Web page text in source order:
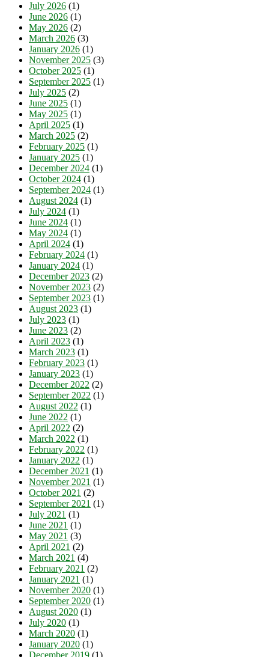
July 2026 (1)
June 2026 (1)
May 2026 (2)
March 2026 (3)
January 2026 (1)
November 2025 (3)
October 2025 (1)
September 2025 (1)
July 2025 (2)
June 2025 (1)
May 2025 (1)
April 2025 (1)
March 2025 (2)
February 2025 (1)
January 2025 (1)
December 2024 (1)
October 2024 (1)
September 2024 (1)
August 2024 (1)
July 2024 (1)
June 2024 (1)
May 2024 (1)
April 2024 (1)
February 2024 (1)
January 2024 (1)
December 2023 (2)
November 2023 (2)
September 2023 (1)
August 2023 (1)
July 2023 (1)
June 2023 (2)
April 2023 (1)
March 2023 (1)
February 2023 (1)
January 2023 (1)
December 2022 (2)
September 2022 (1)
August 2022 (1)
June 2022 (1)
April 2022 (2)
March 2022 (1)
February 2022 (1)
January 2022 (1)
December 2021 (1)
November 2021 (1)
October 2021 (2)
September 2021 (1)
July 2021 (1)
June 2021 (1)
May 2021 (3)
April 2021 (2)
March 2021 (4)
February 2021 (2)
January 2021 (1)
November 2020 (1)
September 2020 (1)
August 2020 (1)
July 2020 (1)
March 2020 (1)
January 2020 (1)